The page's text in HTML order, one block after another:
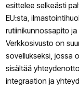
esittelee selkeästi
EU:sta,
rutiinikunnossapito
Verkkosivusto on
sovellukseksi, jossa
sisältää
integraation ja